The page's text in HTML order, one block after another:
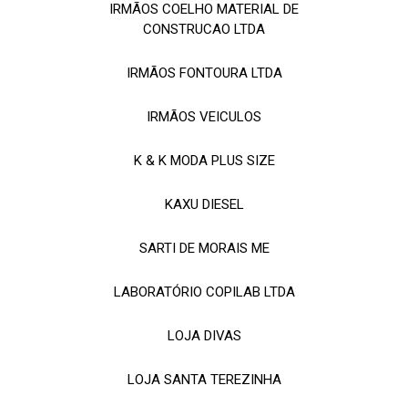
IRMÃOS COELHO MATERIAL DE
CONSTRUCAO LTDA
IRMÃOS FONTOURA LTDA
IRMÃOS VEICULOS
K & K MODA PLUS SIZE
KAXU DIESEL
SARTI DE MORAIS ME
LABORATÓRIO COPILAB LTDA
LOJA DIVAS
LOJA SANTA TEREZINHA